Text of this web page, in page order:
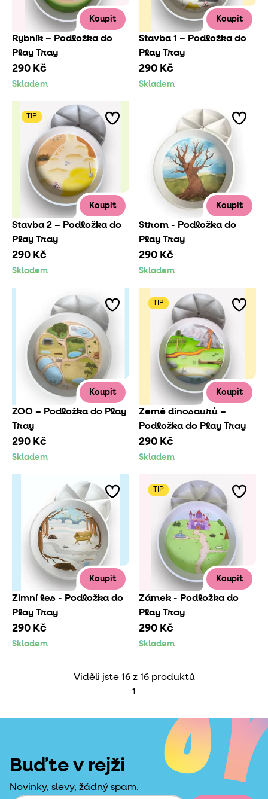
Koupit
Rybník – Podložka do
Play Tray
290 Kč
Skladem
Koupit
Stavba 1 – Podložka do
Play Tray
290 Kč
Skladem
TIP
Koupit
Stavba 2 – Podložka do
Play Tray
290 Kč
Skladem
Koupit
Strom - Podložka do
Play Tray
290 Kč
Skladem
Koupit
ZOO – Podložka do Play
Tray
290 Kč
Skladem
TIP
Koupit
Země dinosaurů –
Podložka do Play Tray
290 Kč
Skladem
Koupit
Zimní les - Podložka do
Play Tray
290 Kč
Skladem
TIP
Koupit
Zámek - Podložka do
Play Tray
290 Kč
Skladem
Viděli jste 16 z 16 produktů
1
Buďte v rejži
Novinky, slevy, žádný spam.